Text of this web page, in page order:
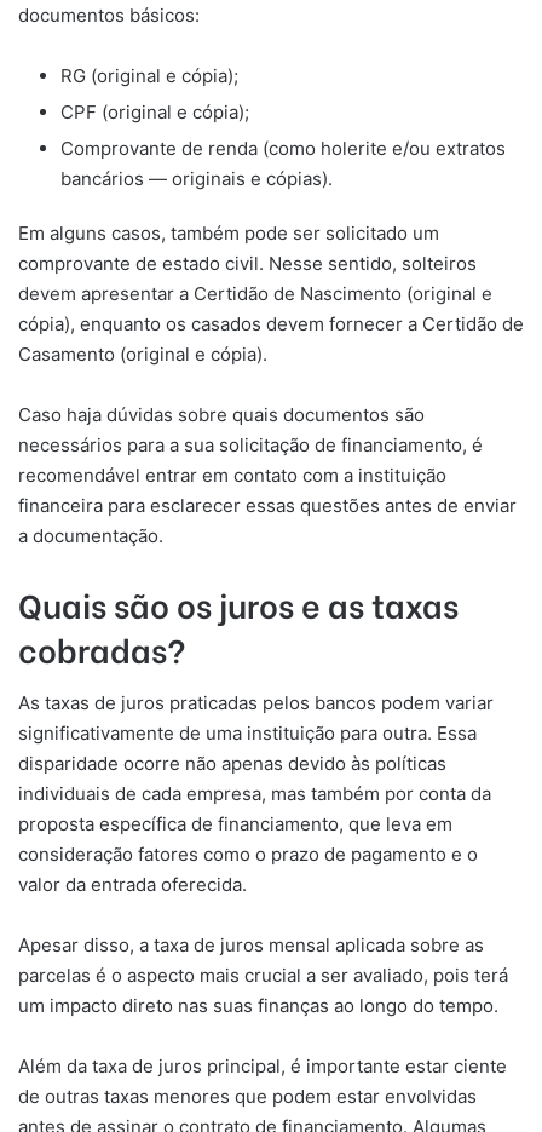
documentos básicos:
RG (original e cópia);
CPF (original e cópia);
Comprovante de renda (como holerite e/ou extratos
bancários — originais e cópias).
Em alguns casos, também pode ser solicitado um
comprovante de estado civil. Nesse sentido, solteiros
devem apresentar a Certidão de Nascimento (original e
cópia), enquanto os casados devem fornecer a Certidão de
Casamento (original e cópia).
Caso haja dúvidas sobre quais documentos são
necessários para a sua solicitação de financiamento, é
recomendável entrar em contato com a instituição
financeira para esclarecer essas questões antes de enviar
a documentação.
Quais são os juros e as taxas
cobradas?
As taxas de juros praticadas pelos bancos podem variar
significativamente de uma instituição para outra. Essa
disparidade ocorre não apenas devido às políticas
individuais de cada empresa, mas também por conta da
proposta específica de financiamento, que leva em
consideração fatores como o prazo de pagamento e o
valor da entrada oferecida.
Apesar disso, a taxa de juros mensal aplicada sobre as
parcelas é o aspecto mais crucial a ser avaliado, pois terá
um impacto direto nas suas finanças ao longo do tempo.
Além da taxa de juros principal, é importante estar ciente
de outras taxas menores que podem estar envolvidas
antes de assinar o contrato de financiamento. Algumas